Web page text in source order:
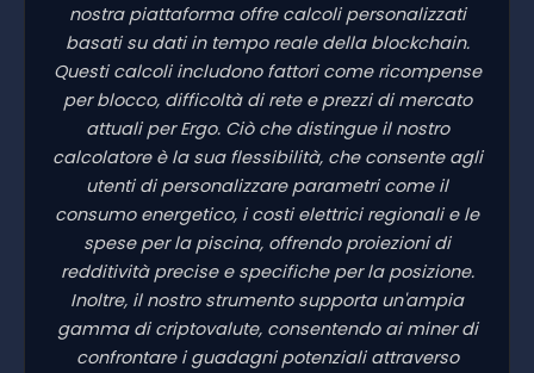
nostra piattaforma offre calcoli personalizzati
basati su dati in tempo reale della blockchain.
Questi calcoli includono fattori come ricompense
per blocco, difficoltà di rete e prezzi di mercato
attuali per Ergo. Ciò che distingue il nostro
calcolatore è la sua flessibilità, che consente agli
utenti di personalizzare parametri come il
consumo energetico, i costi elettrici regionali e le
spese per la piscina, offrendo proiezioni di
redditività precise e specifiche per la posizione.
Inoltre, il nostro strumento supporta un'ampia
gamma di criptovalute, consentendo ai miner di
confrontare i guadagni potenziali attraverso